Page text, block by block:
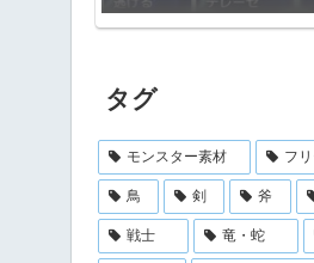
インスマス面まで
タグ
モンスター素材 フ
鳥 剣 斧
戦士 竜・蛇